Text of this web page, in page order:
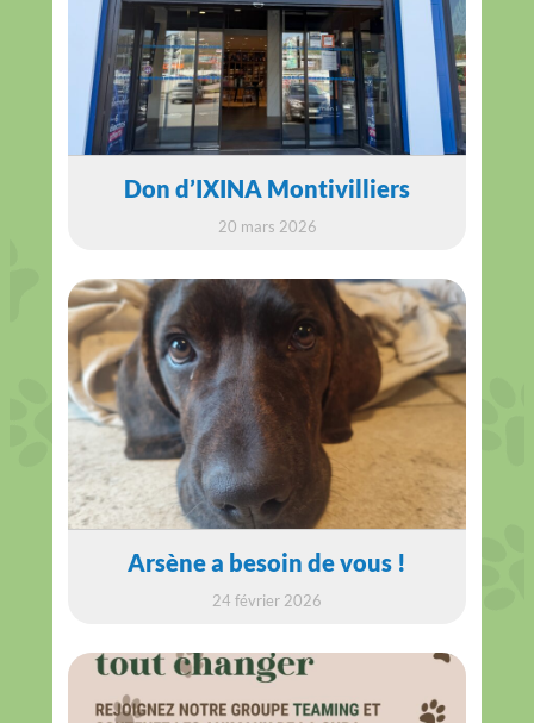
Don d’IXINA Montivilliers
20 mars 2026
Arsène a besoin de vous !
24 février 2026